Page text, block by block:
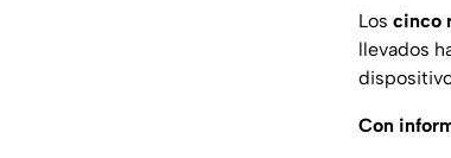
Los cinco
llevados
Con